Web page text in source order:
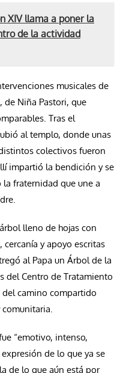
XIV llama a poner la
de la actividad
musicales de
de Niña Pastori, que
Tras el
al templo, donde unas
colectivos fueron
impartió la bendición y se
la fraternidad que une a
lleno de hojas con
y apoyo escritas
al Papa un Árbol de la
del Centro de Tratamiento
camino compartido
comunitaria.
“emotivo, intenso,
de lo que ya se
de lo que aún está por